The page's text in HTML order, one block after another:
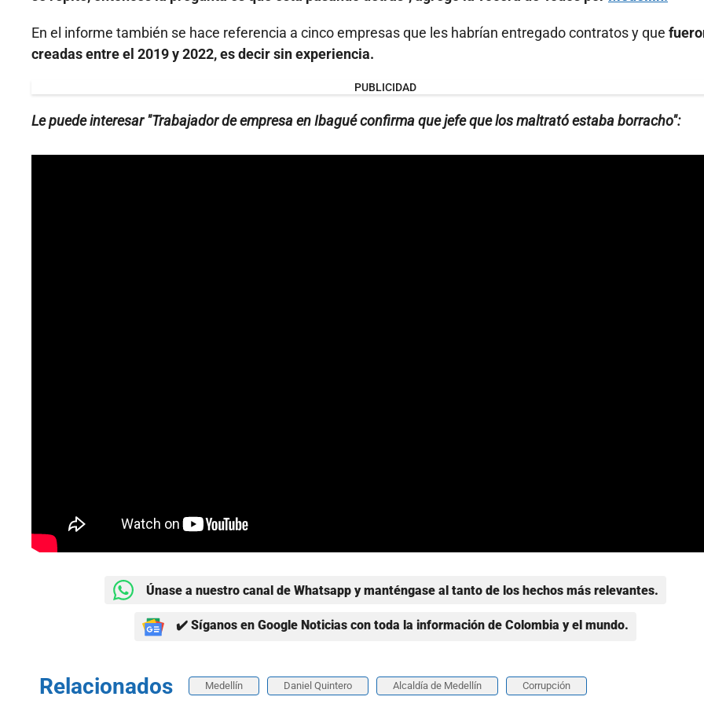
En el informe también se hace referencia a cinco empresas que les habrían entregado contratos y que
creadas entre el 2019 y 2022, es decir sin experiencia.
PUBLICIDAD
Le puede interesar "Trabajador de empresa en Ibagué confirma que jefe que los maltrató estaba borracho":
Únase a nuestro canal de Whatsapp y manténgase al tanto de los hechos más relevantes.
✔️ Síganos en Google Noticias con toda la información de Colombia y el mundo.
Relacionados Medellín Daniel Quintero Alcaldía de Medellín Corrupción